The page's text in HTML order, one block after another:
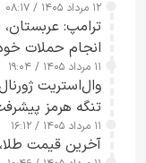
۱۲ مرداد ۱۴۰۵ / ۰۸:۱۷
ترامپ: عربستان،
انجام حملات
۱۱ مرداد ۱۴۰۵ / ۱۹:۰۴
وال‌استریت
تنگه هرمز
۱۱ مرداد ۱۴۰۵ / ۱۶:۱۲
آخرین قیمت طلا، سکه و